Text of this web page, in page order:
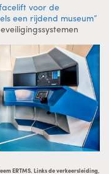
voor de
een rijdend museum”
ERTMS. Links de verkeersleiding,